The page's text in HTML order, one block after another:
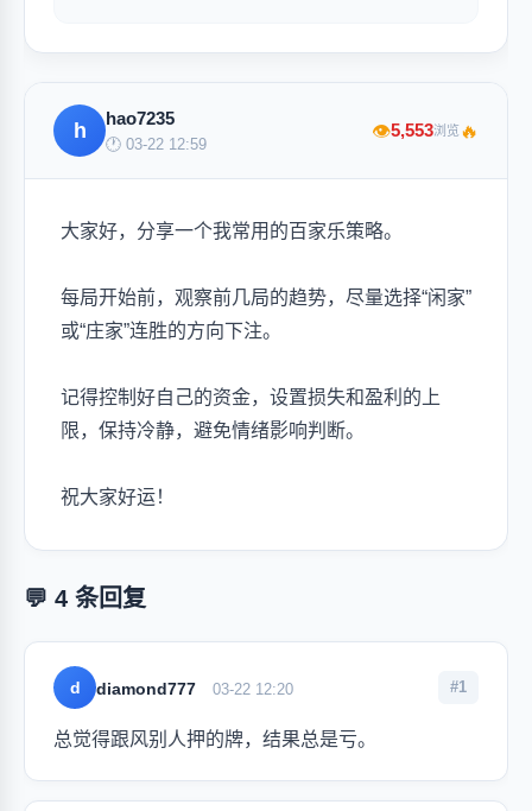
h
hao7235
🕐 03-22 12:59
👁5,553浏览🔥
大家好，分享一个我常用的百家乐策略。
每局开始前，观察前几局的趋势，尽量选择“闲家”
或“庄家”连胜的方向下注。
记得控制好自己的资金，设置损失和盈利的上
限，保持冷静，避免情绪影响判断。
祝大家好运！
💬 4 条回复
d diamond777 03-22 12:20 #1
总觉得跟风别人押的牌，结果总是亏。